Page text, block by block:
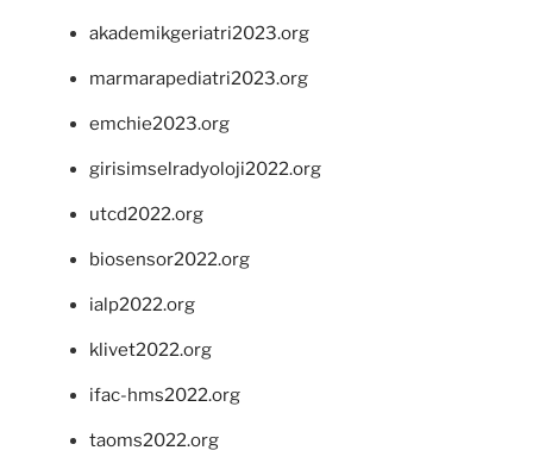
akademikgeriatri2023.org
marmarapediatri2023.org
emchie2023.org
girisimselradyoloji2022.org
utcd2022.org
biosensor2022.org
ialp2022.org
klivet2022.org
ifac-hms2022.org
taoms2022.org